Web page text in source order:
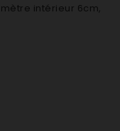
intérieur 6cm,